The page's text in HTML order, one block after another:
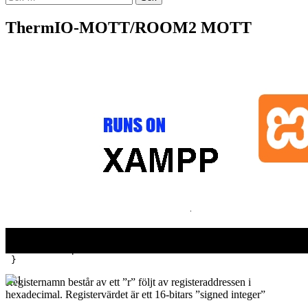
efter:
ThermIQ-MQTT/ROOM2 MQTT
: ThermIQ/ThermIQ-mqtt/data
   "Client_Name": "Thermiq_30AEA413D85C",
   .......
}
Registernamn består av ett ”r” följt av registeraddressen i
hexadecimal. Registervärdet är ett 16-bitars ”signed integer”